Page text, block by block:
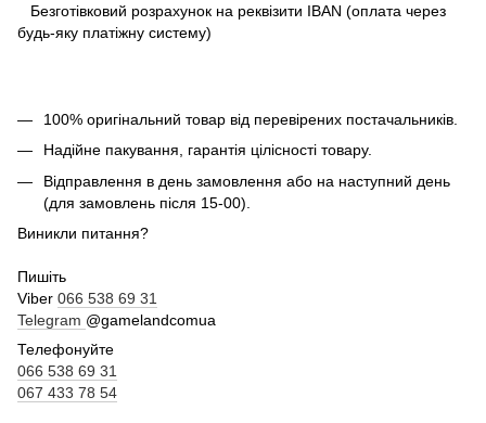
Безготівковий розрахунок на реквізити IBAN (оплата через
будь-яку платіжну систему)
100% оригінальний товар від перевірених постачальників.
Надійне пакування, гарантія цілісності товару.
Відправлення в день замовлення або на наступний день
(для замовлень після 15-00).
Виникли питання?
Пишіть
Viber 066 538 69 31
Telegram @gamelandcomua
Телефонуйте
066 538 69 31
067 433 78 54